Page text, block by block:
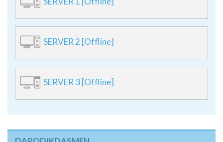
SERVER 1 [Offline]
SERVER 2 [Offline]
SERVER 3 [Offline]